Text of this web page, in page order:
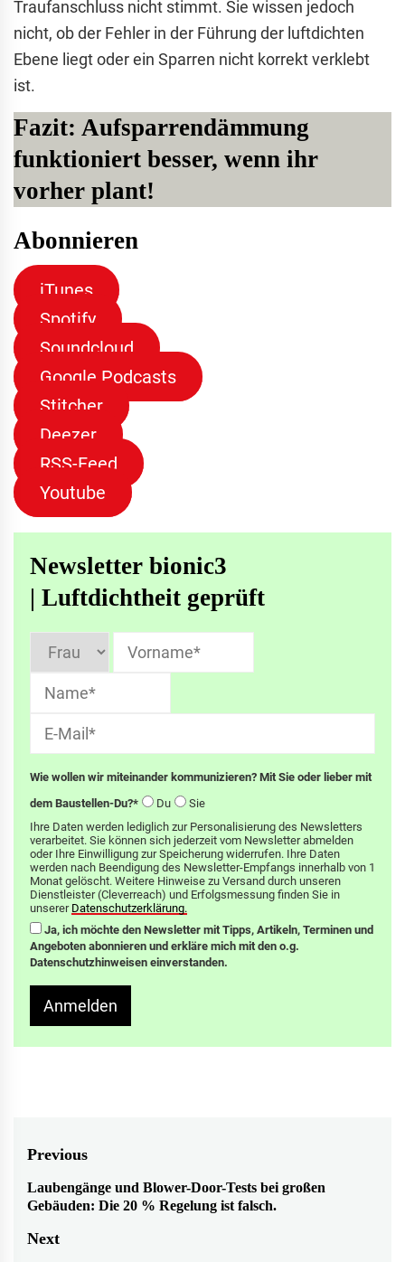
Traufanschluss nicht stimmt. Sie wissen jedoch
nicht, ob der Fehler in der Führung der luftdichten
Ebene liegt oder ein Sparren nicht korrekt verklebt
ist.
Fazit: Aufsparrendämmung
funktioniert besser, wenn ihr
vorher plant!
Abonnieren
iTunes
Spotify
Soundcloud
Google Podcasts
Stitcher
Deezer
RSS-Feed
Youtube
Newsletter bionic3
| Luftdichtheit geprüft
Wie wollen wir miteinander kommunizieren? Mit Sie oder lieber mit
dem Baustellen-Du?*
Du
Sie
Ihre Daten werden lediglich zur Personalisierung des Newsletters
verarbeitet. Sie können sich jederzeit vom Newsletter abmelden
oder Ihre Einwilligung zur Speicherung widerrufen. Ihre Daten
werden nach Beendigung des Newsletter-Empfangs innerhalb von 1
Monat gelöscht. Weitere Hinweise zu Versand durch unseren
Dienstleister (Cleverreach) und Erfolgsmessung finden Sie in
unserer Datenschutzerklärung.
Ja, ich möchte den Newsletter mit Tipps, Artikeln, Terminen und
Angeboten abonnieren und erkläre mich mit den o.g.
Datenschutzhinweisen einverstanden.
Anmelden
Beitragsnavigation
Previous
Previous
post:
Laubengänge und Blower-Door-Tests bei großen
Gebäuden: Die 20 % Regelung ist falsch.
Next